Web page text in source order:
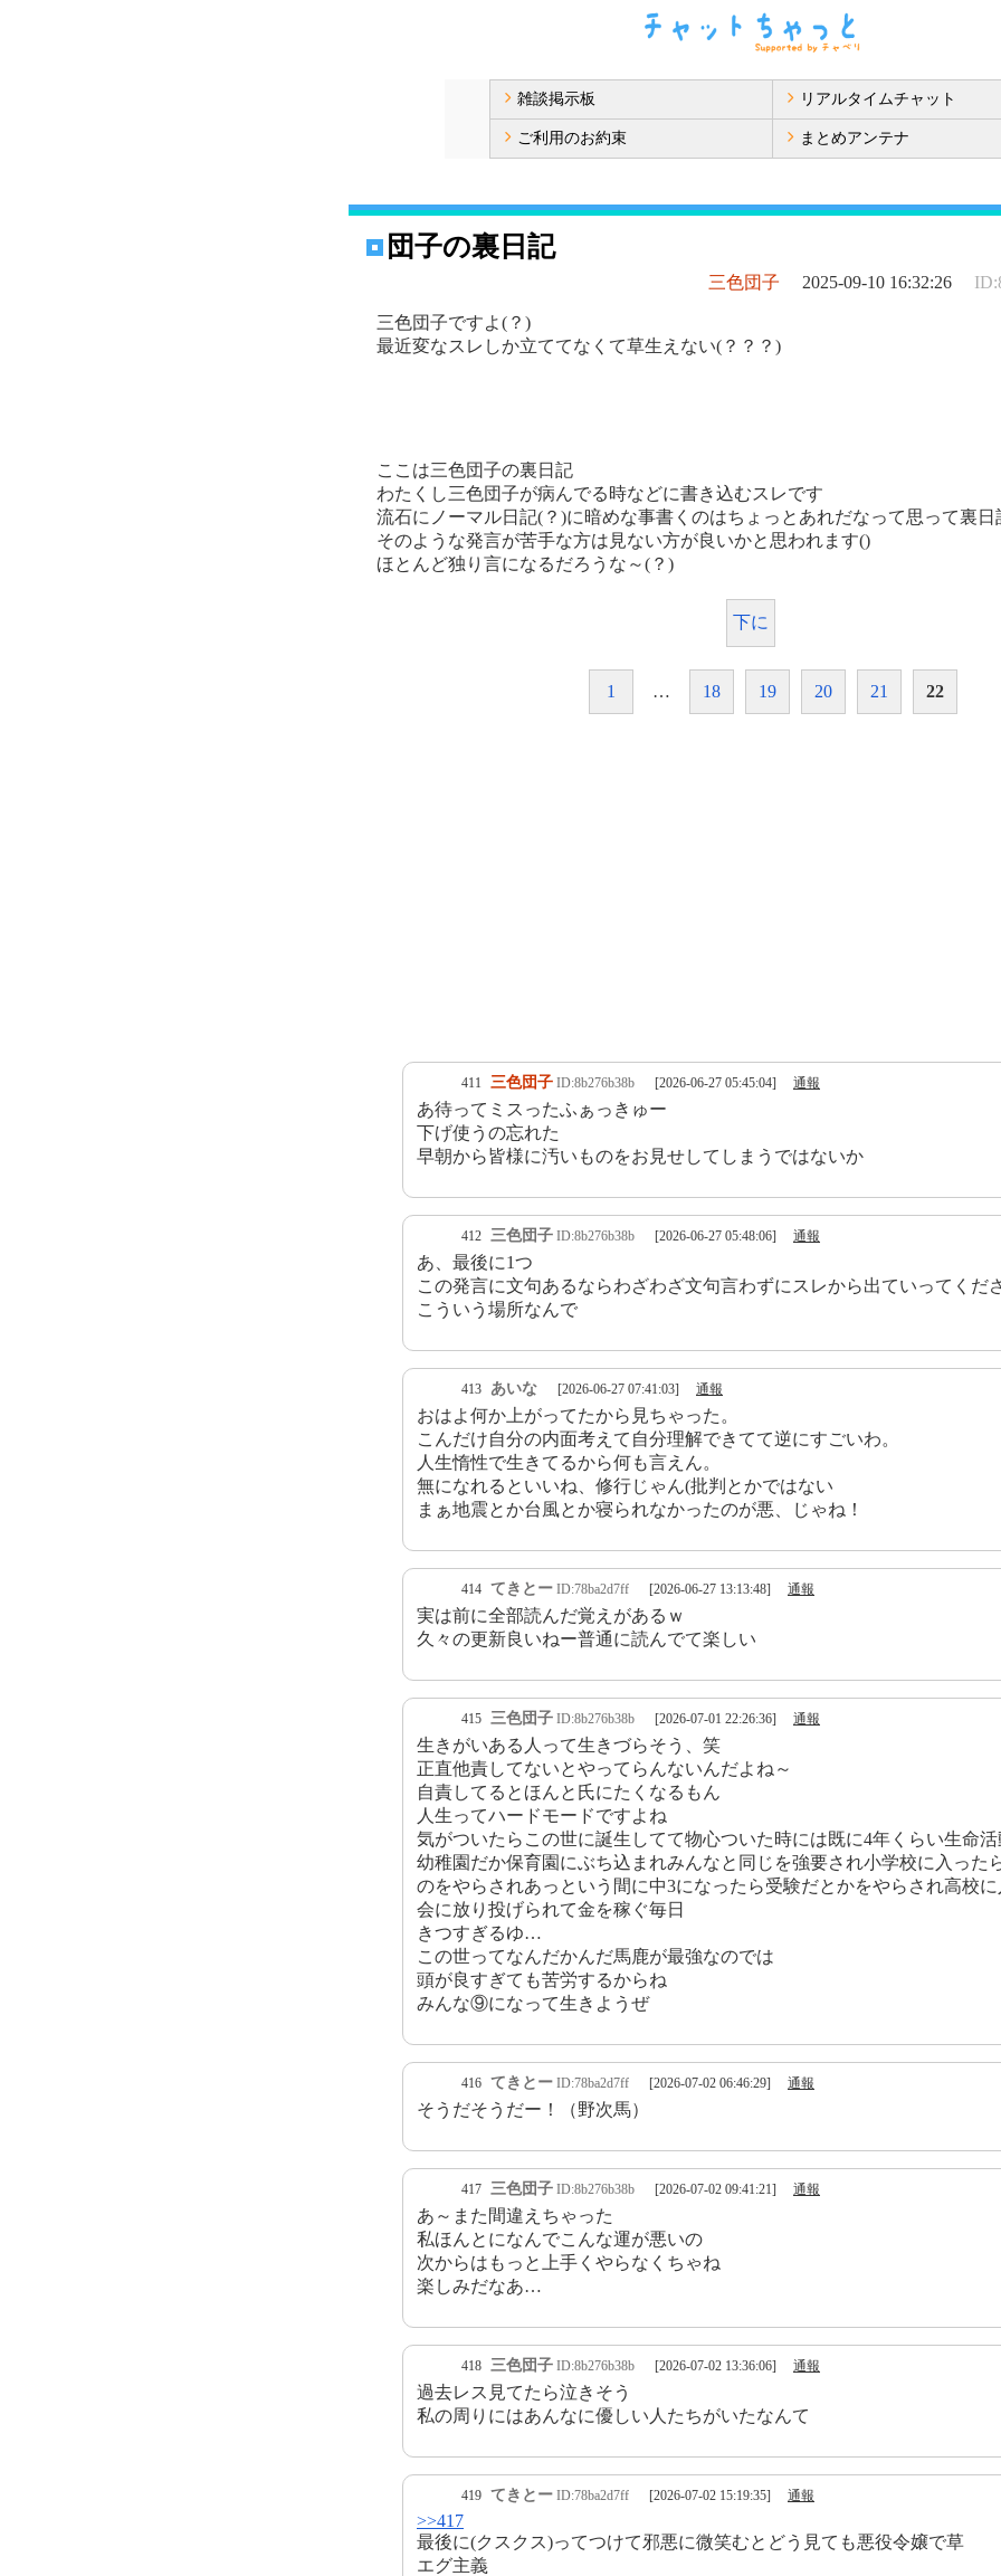
雑談掲示板 リアルタイムチャット
ご利用のお約束 まとめアンテナ
団子の裏日記
三色団子 2025-09-10 16:32:26
三色団子ですよ(？)
最近変なスレしか立ててなくて草生えない(？？？)
ここは三色団子の裏日記
わたくし三色団子が病んでる時などに書き込むスレです
流石にノーマル日記(？)に暗めな事書くのはちょっとあれだなって思って裏日
そのような発言が苦手な方は見ない方が良いかと思われます()
ほとんど独り言になるだろうな～(？)
下に
1 … 18 19 20 21 22
411 三色団子 ID:8b276b38b [2026-06-27 05:45:04] 通報
あ待ってミスったふぁっきゅー
下げ使うの忘れた
早朝から皆様に汚いものをお見せしてしまうではないか
412 三色団子 ID:8b276b38b [2026-06-27 05:48:06] 通報
あ、最後に1つ
この発言に文句あるならわざわざ文句言わずにスレから出ていってくだ
こういう場所なんで
413 あいな [2026-06-27 07:41:03] 通報
おはよ何か上がってたから見ちゃった。
こんだけ自分の内面考えて自分理解できてて逆にすごいわ。
人生惰性で生きてるから何も言えん。
無になれるといいね、修行じゃん(批判とかではない
まぁ地震とか台風とか寝られなかったのが悪、じゃね！
414 てきとー ID:78ba2d7ff [2026-06-27 13:13:48] 通報
実は前に全部読んだ覚えがあるｗ
久々の更新良いねー普通に読んでて楽しい
415 三色団子 ID:8b276b38b [2026-07-01 22:26:36] 通報
生きがいある人って生きづらそう、笑
正直他責してないとやってらんないんだよね～
自責してるとほんと氏にたくなるもん
人生ってハードモードですよね
気がついたらこの世に誕生してて物心ついた時には既に4年くらい生命活
幼稚園だか保育園にぶち込まれみんなと同じを強要され小学校に入った
のをやらされあっという間に中3になったら受験だとかをやらされ高校
会に放り投げられて金を稼ぐ毎日
きつすぎるゆ…
この世ってなんだかんだ馬鹿が最強なのでは
頭が良すぎても苦労するからね
みんな⑨になって生きようぜ
416 てきとー ID:78ba2d7ff [2026-07-02 06:46:29] 通報
そうだそうだー！（野次馬）
417 三色団子 ID:8b276b38b [2026-07-02 09:41:21] 通報
あ～また間違えちゃった
私ほんとになんでこんな運が悪いの
次からはもっと上手くやらなくちゃね
楽しみだなあ…
418 三色団子 ID:8b276b38b [2026-07-02 13:36:06] 通報
過去レス見てたら泣きそう
私の周りにはあんなに優しい人たちがいたなんて
419 てきとー ID:78ba2d7ff [2026-07-02 15:19:35] 通報
>>417
最後に(クスクス)ってつけて邪悪に微笑むとどう見ても悪役令嬢で草
エグ主義